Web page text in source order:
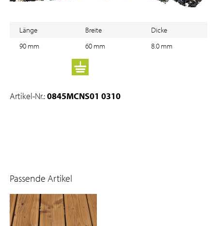
Länge Breite
Dicke
90 mm
60 mm 8.0 mm
Artikel-Nr.:0845MCNS01 0310
Passende Artikel